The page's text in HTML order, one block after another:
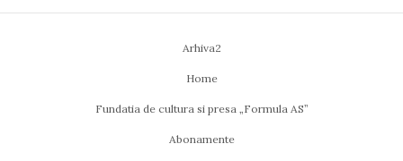
Arhiva2
Home
Fundatia de cultura si presa „Formula AS”
Abonamente